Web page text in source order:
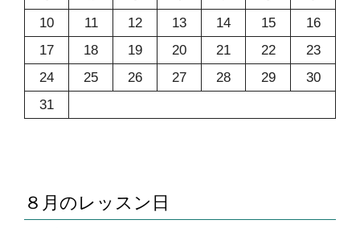
10
11 12 13 14 15
16
17
18 19 20 21 22
23
24
25 26 27 28 29
30
31
８月のレッスン日